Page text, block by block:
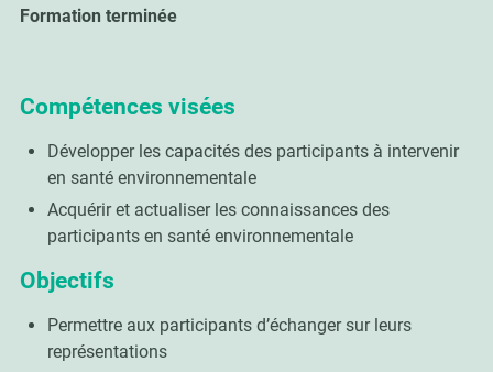
Formation terminée
Compétences visées
Développer les capacités des participants à intervenir
en santé environnementale
Acquérir et actualiser les connaissances des
participants en santé environnementale
Objectifs
Permettre aux participants d’échanger sur leurs
représentations